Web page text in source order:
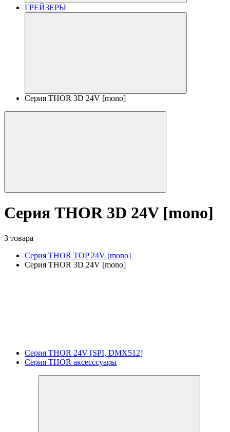
ГРЕЙЗЕРЫ
Серия THOR 3D 24V [mono]
Серия THOR 3D 24V [mono]
3 товара
Серия THOR TOP 24V [mono]
Серия THOR 3D 24V [mono]
Серия THOR 24V [SPI, DMX512]
Серия THOR аксесссуары